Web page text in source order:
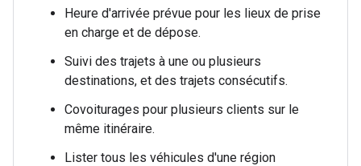
Heure d'arrivée prévue pour les lieux de prise
en charge et de dépose.
Suivi des trajets à une ou plusieurs
destinations, et des trajets consécutifs.
Covoiturages pour plusieurs clients sur le
même itinéraire.
Lister tous les véhicules d'une région